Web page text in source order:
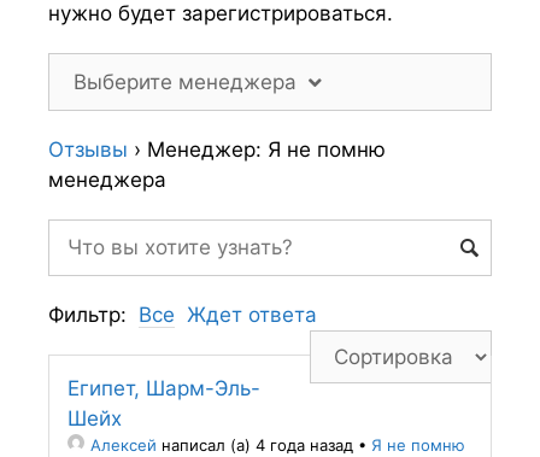
нужно будет зарегистрироваться.
Выберите менеджера
Отзывы › Менеджер: Я не помню
менеджера
Фильтр: Все Ждет ответа
Египет, Шарм-Эль-
Шейх
Алексей написал (а) 4 года назад • Я не помню